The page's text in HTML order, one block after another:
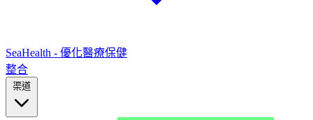
SeaHealth - 優化醫療保健
整合
渠道